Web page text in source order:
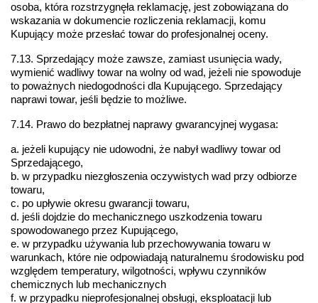
osoba, która rozstrzygnęła reklamację, jest zobowiązana do
wskazania w dokumencie rozliczenia reklamacji, komu
Kupujący może przesłać towar do profesjonalnej oceny.
7.13. Sprzedający może zawsze, zamiast usunięcia wady,
wymienić wadliwy towar na wolny od wad, jeżeli nie spowoduje
to poważnych niedogodności dla Kupującego. Sprzedający
naprawi towar, jeśli będzie to możliwe.
7.14. Prawo do bezpłatnej naprawy gwarancyjnej wygasa:
a. jeżeli kupujący nie udowodni, że nabył wadliwy towar od
Sprzedającego,
b. w przypadku niezgłoszenia oczywistych wad przy odbiorze
towaru,
c. po upływie okresu gwarancji towaru,
d. jeśli dojdzie do mechanicznego uszkodzenia towaru
spowodowanego przez Kupującego,
e. w przypadku używania lub przechowywania towaru w
warunkach, które nie odpowiadają naturalnemu środowisku pod
względem temperatury, wilgotności, wpływu czynników
chemicznych lub mechanicznych
f. w przypadku nieprofesjonalnej obsługi, eksploatacji lub